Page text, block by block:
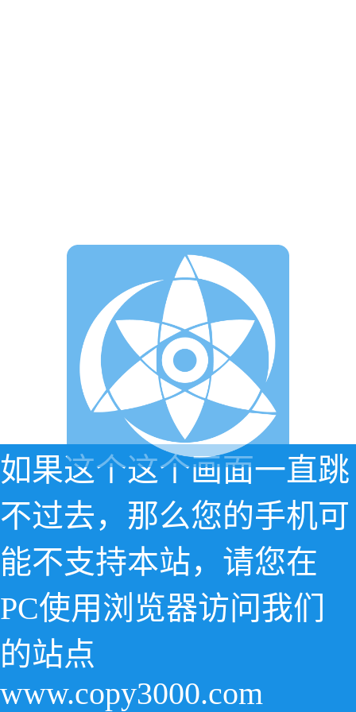
如果这个这个画面一直跳
不过去，那么您的手机可
能不支持本站，请您在
PC使用浏览器访问我们
的站点
www.copy3000.com